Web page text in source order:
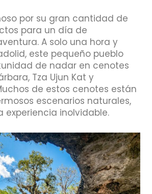
por su gran cantidad de
para un día de
A solo una hora y
este pequeño pueblo
de nadar en cenotes
Tza Ujun Kat y
de estos cenotes están
escenarios naturales,
experiencia inolvidable.